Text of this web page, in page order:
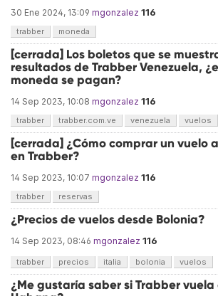
30 Ene 2024, 13:09 mgonzalez 116
trabber moneda
[cerrada] Los boletos que se
resultados de Trabber Venezuela,
moneda se pagan?
14 Sep 2023, 10:08 mgonzalez 116
trabber trabber.com.ve venezuela vuelos
[cerrada] ¿Cómo comprar un vuelo
en Trabber?
14 Sep 2023, 10:07 mgonzalez 116
trabber reservas
¿Precios de vuelos desde Bolonia?
14 Sep 2023, 08:46 mgonzalez 116
trabber precios italia bolonia vuelos
¿Me gustaría saber si Trabber vuela